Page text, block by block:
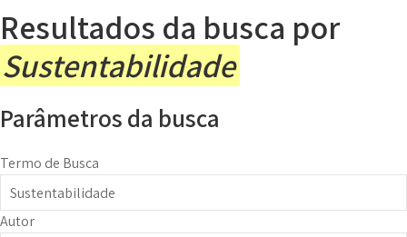
Resultados da busca por
Sustentabilidade
Parâmetros da busca
Termo de Busca
Autor